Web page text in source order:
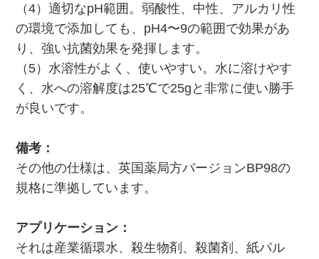
（4）適切なpH範囲。弱酸性、中性、アルカリ性
の環境で添加しても、pH4〜9の範囲で効果があ
り、強い抗菌効果を発揮します。
（5）水溶性がよく、使いやすい。水に溶けやす
く、水への溶解度は25℃で25gと非常に使い勝手
が良いです。
備考：
その他の仕様は、英国薬局方バージョンBP98の
規格に準拠しています。
アプリケーション：
それは産業循環水、殺生物剤、殺菌剤、紙パル